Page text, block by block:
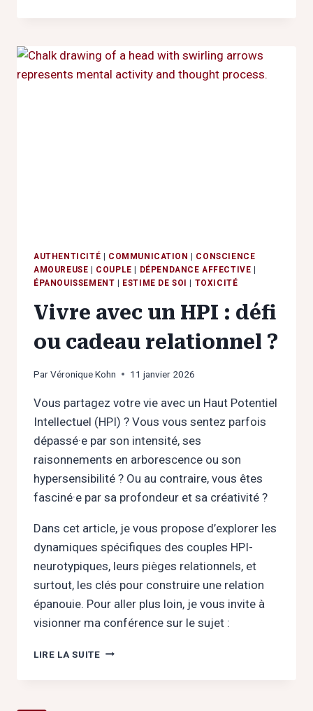
ANS
:
AUTHENTICITÉ COMMUNICATION
CONSCIENCE
AMOUREUSE
COUPLE DÉPENDANCE AFFECTIVE
ÉPANOUISSEMENT
ESTIME DE SOI TOXICITÉ
Vivre avec un HPI : défi
ou cadeau relationnel ?
ParVéronique Kohn 11 janvier 2026
Vous partagez votre vie avec un Haut Potentiel
Intellectuel (HPI) ? Vous vous sentez parfois
dépassé·e par son intensité, ses
raisonnements en arborescence ou son
hypersensibilité ? Ou au contraire, vous êtes
fasciné·e par sa profondeur et sa créativité ?
Dans cet article, je vous propose d’explorer les
dynamiques spécifiques des couples HPI-
neurotypiques, leurs pièges relationnels, et
surtout, les clés pour construire une relation
épanouie. Pour aller plus loin, je vous invite à
visionner ma conférence sur le sujet :
LIRE LA SUITEVIVRE